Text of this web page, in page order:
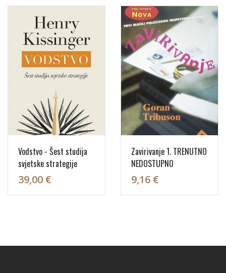
Vodstvo - Šest studija
svjetske strategije
39,00 €
Zavirivanje 1. TRENUTNO
NEDOSTUPNO
9,16 €